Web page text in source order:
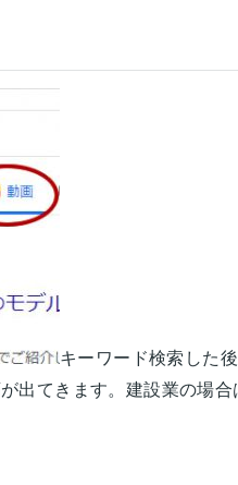
キーワード検索した
出てきます。建設業の場